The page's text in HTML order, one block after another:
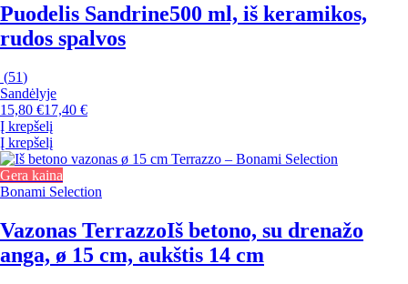
Puodelis Sandrine500 ml, iš keramikos,
rudos spalvos
(51)
Sandėlyje
15,80 €17,40 €
Į krepšelį
Į krepšelį
Gera kaina
Bonami Selection
Vazonas TerrazzoIš betono, su drenažo
anga, ø 15 cm, aukštis 14 cm